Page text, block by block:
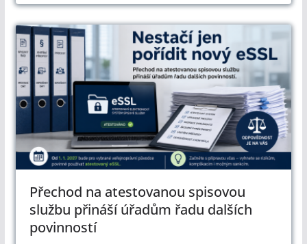
Přechod na atestovanou spisovou
službu přináší úřadům řadu dalších
povinností